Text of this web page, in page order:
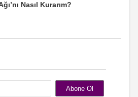
Nasıl Kurarım?